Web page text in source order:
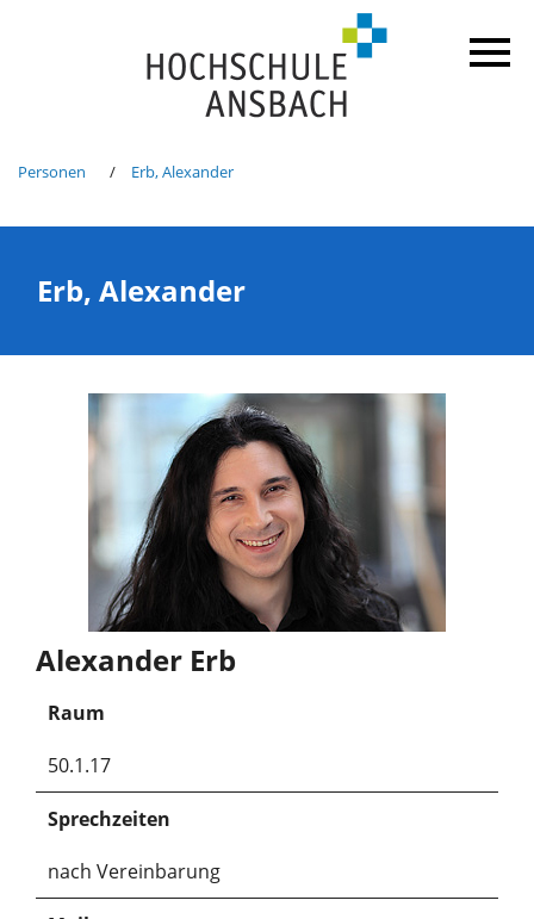
Personen Erb, Alexander
Erb, Alexander
Alexander Erb
Raum
50.1.17
Sprechzeiten
nach Vereinbarung